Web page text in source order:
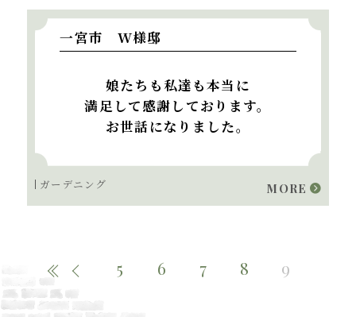
一宮市 W様邸
娘たちも私達も本当に
満足して感謝しております。
お世話になりました。
ガーデニング MORE
5 6 7 8 9